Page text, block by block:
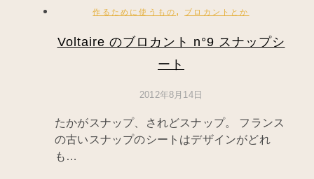
作るために使うもの , ブロカントとか
Voltaire のブロカント n°9 スナップシ
ート
2012年8月14日
たかがスナップ、されどスナップ。 フランス
の古いスナップのシートはデザインがどれ
も…